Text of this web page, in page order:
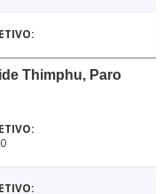
Thimphu, Paro